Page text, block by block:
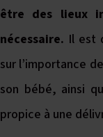
être des lieux
nécessaire. Il est
sur l’importance
son bébé, ainsi
propice à une